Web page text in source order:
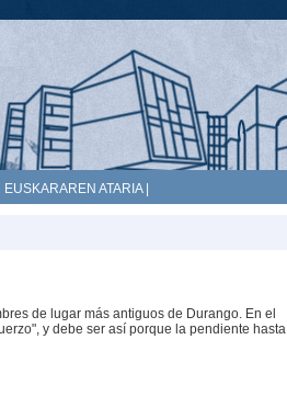
EUSKARAREN ATARIA|
de lugar más antiguos de Durango. En el
y debe ser así porque la pendiente hasta